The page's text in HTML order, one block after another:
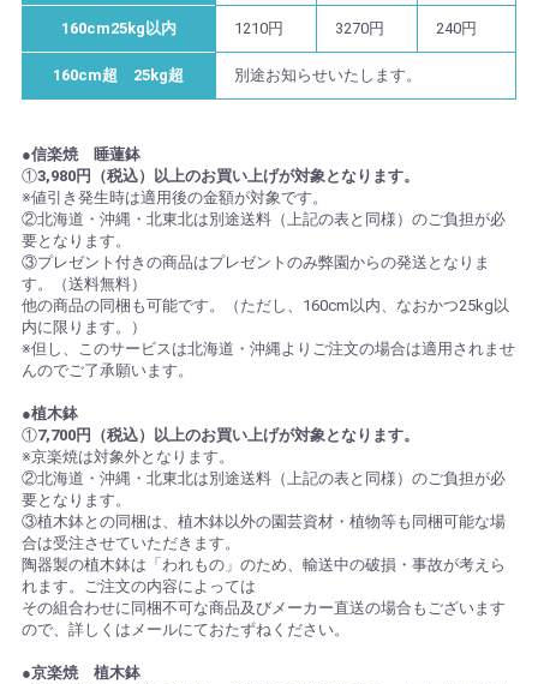
160cm25kg以内 1210円 3270円 240円
160cm超 25kg超 別途お知らせいたします。
●信楽焼 睡蓮鉢
①3,980円（税込）以上のお買い上げが対象となります。
※値引き発生時は適用後の金額が対象です。
②北海道・沖縄・北東北は別途送料（上記の表と同様）のご負担が必
要となります。
③プレゼント付きの商品はプレゼントのみ弊園からの発送となりま
す。（送料無料）
他の商品の同梱も可能です。（ただし、160cm以内、なおかつ25kg以
内に限ります。）
※但し、このサービスは北海道・沖縄よりご注文の場合は適用されませ
んのでご了承願います。
●植木鉢
①7,700円（税込）以上のお買い上げが対象となります。
※京楽焼は対象外となります。
②北海道・沖縄・北東北は別途送料（上記の表と同様）のご負担が必
要となります。
③植木鉢との同梱は、植木鉢以外の園芸資材・植物等も同梱可能な場
合は受注させていただきます。
陶器製の植木鉢は「われもの」のため、輸送中の破損・事故が考えら
れます。ご注文の内容によっては
その組合わせに同梱不可な商品及びメーカー直送の場合もございます
ので、詳しくはメールにておたずねください。
●京楽焼 植木鉢